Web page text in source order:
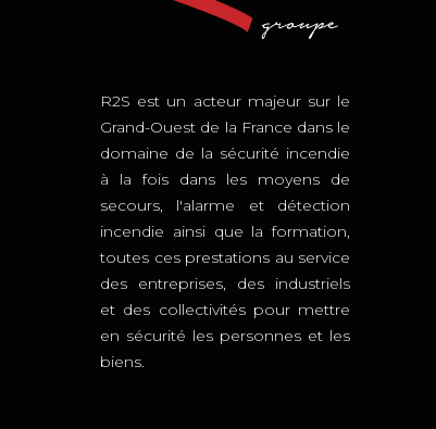
R2S est un acteur majeur sur le
Grand-Ouest de la France dans le
domaine de la sécurité incendie
à la fois dans les moyens de
secours, l'alarme et détection
incendie ainsi que la formation,
toutes ces prestations au service
des entreprises, des industriels
et des collectivités pour mettre
en sécurité les personnes et les
biens.